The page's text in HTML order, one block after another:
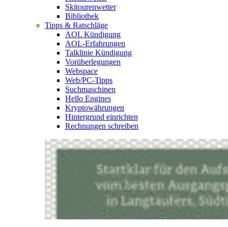
Skitourenwetter
Bibliothek
Tipps & Ratschläge
AOL Kündigung
AOL-Erfahrungen
Talklinie Kündigung
Vorüberlegungen
Webspace
Web/PC-Tipps
Suchmaschinen
Hello Engines
Kryptowährungen
Hintergrund einrichten
Rechnungen schreiben